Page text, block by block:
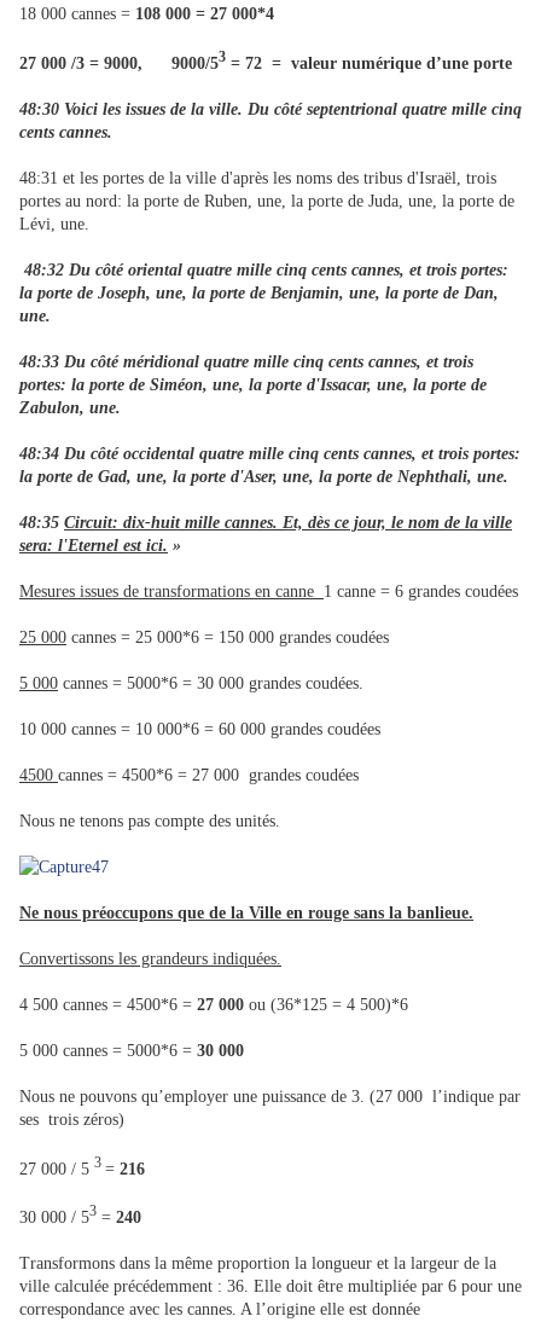
18 000 cannes = 108 000 = 27 000*4
27 000 /3 = 9000, 9000/53 = 72 = valeur numérique d’une porte
48:30 Voici les issues de la ville. Du côté septentrional quatre mille cinq
cents cannes.
48:31 et les portes de la ville d'après les noms des tribus d'Israël, trois
portes au nord: la porte de Ruben, une, la porte de Juda, une, la porte de
Lévi, une.
48:32 Du côté oriental quatre mille cinq cents cannes, et trois portes:
la porte de Joseph, une, la porte de Benjamin, une, la porte de Dan,
une.
48:33 Du côté méridional quatre mille cinq cents cannes, et trois
portes: la porte de Siméon, une, la porte d'Issacar, une, la porte de
Zabulon, une.
48:34 Du côté occidental quatre mille cinq cents cannes, et trois portes:
la porte de Gad, une, la porte d'Aser, une, la porte de Nephthali, une.
48:35 Circuit: dix-huit mille cannes. Et, dès ce jour, le nom de la ville
sera: l'Eternel est ici. »
Mesures issues de transformations en canne 1 canne = 6 grandes coudées
25 000 cannes = 25 000*6 = 150 000 grandes coudées
5 000 cannes = 5000*6 = 30 000 grandes coudées.
10 000 cannes = 10 000*6 = 60 000 grandes coudées
4500 cannes = 4500*6 = 27 000 grandes coudées
Nous ne tenons pas compte des unités.
Ne nous préoccupons que de la Ville en rouge sans la banlieue.
Convertissons les grandeurs indiquées.
4 500 cannes = 4500*6 = 27 000 ou (36*125 = 4 500)*6
5 000 cannes = 5000*6 = 30 000
Nous ne pouvons qu’employer une puissance de 3. (27 000 l’indique par
ses trois zéros)
27 000 / 5 3 = 216
30 000 / 53 = 240
Transformons dans la même proportion la longueur et la largeur de la
ville calculée précédemment : 36. Elle doit être multipliée par 6 pour une
correspondance avec les cannes. A l’origine elle est donnée